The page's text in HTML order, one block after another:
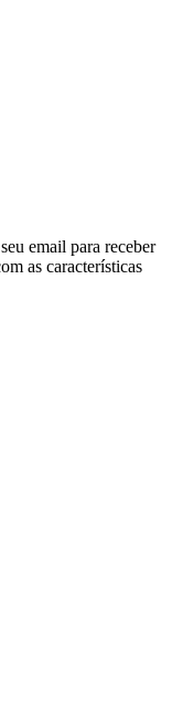
email para receber
as características